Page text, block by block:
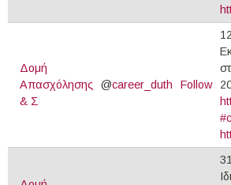
Δομή
Απασχόλησης
& Σ
@career_duth Follow